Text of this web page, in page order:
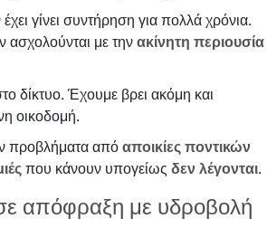
γίνει συντήρηση για πολλά χρόνια.
ασχολούνται με τηνακίνητη περιουσία
δίκτυο. Έχουμε βρει ακόμη και
οικοδομή.
προβλήματα απόαποικίες ποντικών
που κάνουν υπογείως δεν λέγονται.
απόφραξη με υδροβολή